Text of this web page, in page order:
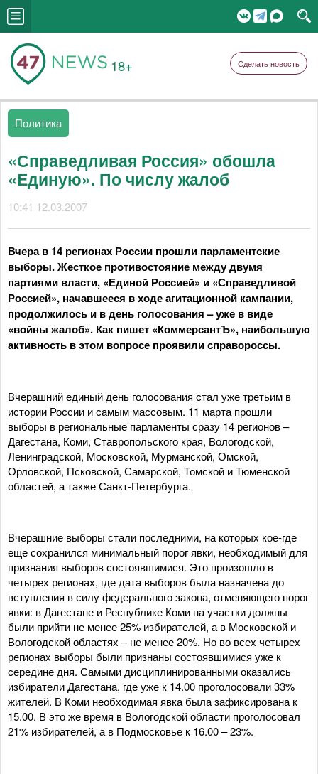
18+ Сделать новость
Политика
«Справедливая Россия» обошла
«Единую». По числу жалоб
10:41 12.03.2007
Вчера в 14 регионах России прошли парламентские
выборы. Жесткое противостояние между двумя
партиями власти, «Единой Россией» и «Справедливой
Россией», начавшееся в ходе агитационной кампании,
продолжилось и в день голосования – уже в виде
«войны жалоб». Как пишет «КоммерсантЪ», наибольшую
активность в этом вопросе проявили справороссы.
Вчерашний единый день голосования стал уже третьим в
истории России и самым массовым. 11 марта прошли
выборы в региональные парламенты сразу 14 регионов –
Дагестана, Коми, Ставропольского края, Вологодской,
Ленинградской, Московской, Мурманской, Омской,
Орловской, Псковской, Самарской, Томской и Тюменской
областей, а также Санкт-Петербурга.
Вчерашние выборы стали последними, на которых кое-где
еще сохранился минимальный порог явки, необходимый для
признания выборов состоявшимися. Это произошло в
четырех регионах, где дата выборов была назначена до
вступления в силу федерального закона, отменяющего порог
явки: в Дагестане и Республике Коми на участки должны
были прийти не менее 25% избирателей, а в Московской и
Вологодской областях – не менее 20%. Но во всех четырех
регионах выборы были признаны состоявшимися уже к
середине дня. Самыми дисциплинированными оказались
избиратели Дагестана, где уже к 14.00 проголосовали 33%
жителей. В Коми необходимая явка была зафиксирована к
15.00. В это же время в Вологодской области проголосовал
21% избирателей, а в Подмосковье к 16.00 – 23%.